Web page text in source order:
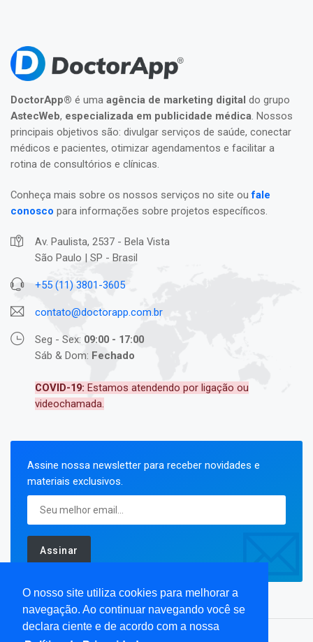
O nosso site utiliza cookies para melhorar a
navegação. Ao continuar navegando você se
declara ciente e de acordo com a nossa
DoctorApp® é uma agência de marketing digital do grupo
AstecWeb, especializada em publicidade médica. Nossos
principais objetivos são: divulgar serviços de saúde, conectar
médicos e pacientes, otimizar agendamentos e facilitar a
rotina de consultórios e clínicas.
Conheça mais sobre os nossos serviços no site oufale
conosco para informações sobre projetos específicos.
Av. Paulista, 2537 - Bela Vista
São Paulo | SP - Brasil
+55 (11) 3801-3605
contato@doctorapp.com.br
Seg - Sex: 09:00 - 17:00
Sáb & Dom: Fechado
COVID-19: Estamos atendendo por ligação ou
videochamada.
Assine nossa newsletter para receber novidades e
materiais exclusivos.
Assinar